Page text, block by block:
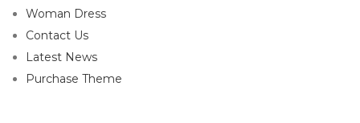
Woman Dress
Contact Us
Latest News
Purchase Theme